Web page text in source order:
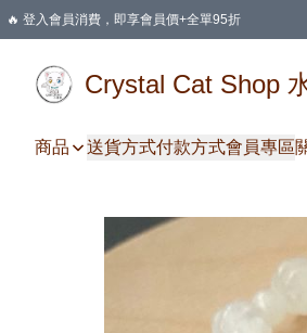
🔥 登入會員消費，即享會員價+全單95折
Crystal Cat Shop
商品 送貨方式付款方式會員專區